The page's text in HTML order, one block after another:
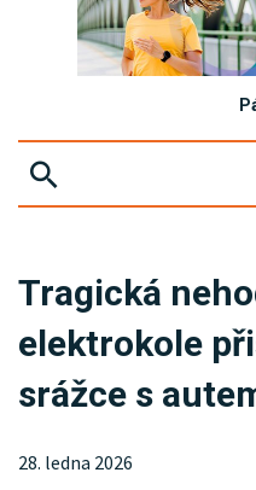
KRIMI
SPORT
KULTURA
SPOLEČNOST
Tragická
elektrokole
srážce s
28. ledna 2026